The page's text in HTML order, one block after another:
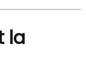
la